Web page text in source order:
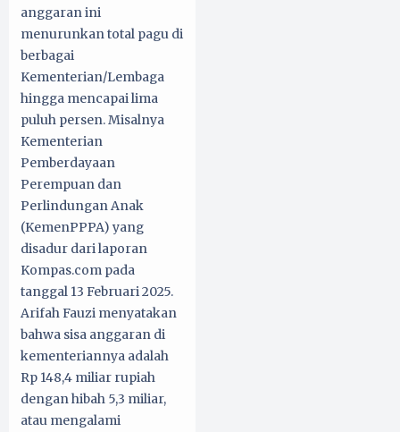
anggaran ini
menurunkan total pagu di
berbagai
Kementerian/Lembaga
hingga mencapai lima
puluh persen. Misalnya
Kementerian
Pemberdayaan
Perempuan dan
Perlindungan Anak
(KemenPPPA) yang
disadur dari laporan
Kompas.com pada
tanggal 13 Februari 2025.
Arifah Fauzi menyatakan
bahwa sisa anggaran di
kementeriannya adalah
Rp 148,4 miliar rupiah
dengan hibah 5,3 miliar,
atau mengalami